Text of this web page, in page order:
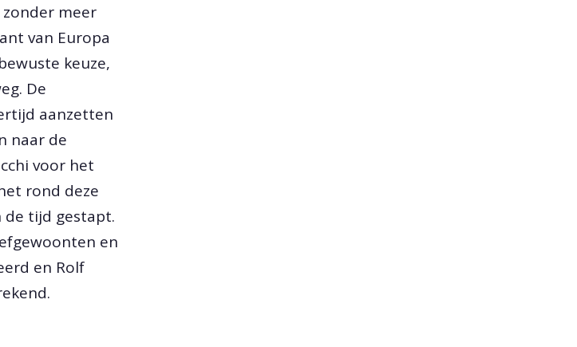
meer
van Europa
keuze,
De
aanzetten
naar de
voor het
rond deze
de tijd gestapt.
en
en Rolf